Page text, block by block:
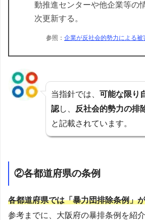
動推進センターや他企業等の
次更新する。
参照： 企業が反社会的勢力による
当指針では、 可能な限り
認し、 反社会的勢力の排
と記載されています。
②各都道府県の条例
各都道府県では「暴力団排除条例」
参考までに、大阪府の暴排条例を紹介